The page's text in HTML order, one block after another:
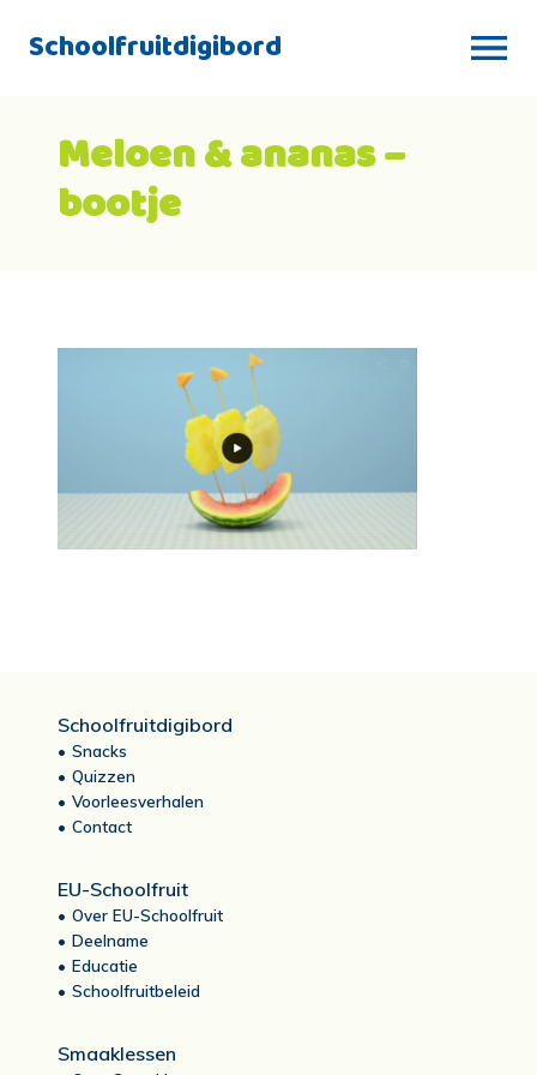
Schoolfruitdigibord
Meloen & ananas –
bootje
Schoolfruitdigibord
Snacks
Quizzen
Voorleesverhalen
Contact
EU-Schoolfruit
Over EU-Schoolfruit
Deelname
Educatie
Schoolfruitbeleid
Smaaklessen